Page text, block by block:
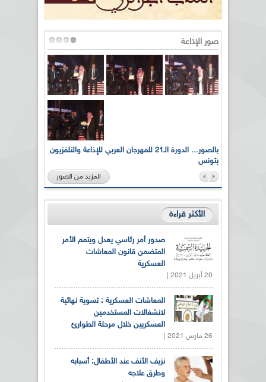
صور الإذاعة
بالصور... الدورة الـ21 للمهرجان العربي للإذاعة والتلفزيون
بتونس
المزيد من الصور
الأكثر قراءة
صدور أمر رئاسي يعدل ويتمم الأمر
المتضمن قانون المعاشات
العسكرية
20 أبريل 2021 |
المعاشات العسكرية : تسوية نهائية
لانشغالات المستخدمين
العسكريين خلال مرحلة الطوارئ
26 مارس 2021 |
نزيف الأنف عند الأطفال: أسبابه
وطرق علاجه